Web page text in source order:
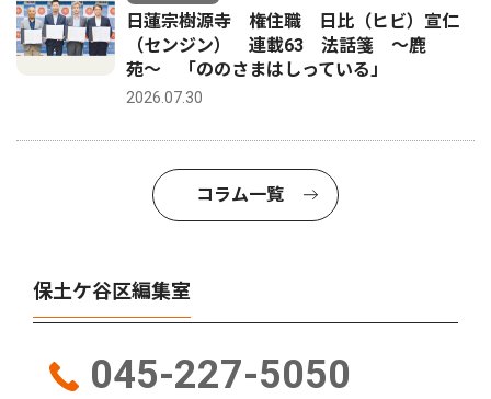
日蓮宗樹源寺 権住職 日比（ヒビ）宣仁
（センジン） 連載63 法話箋 〜鹿
苑〜 「ののさまはしっている」
2026.07.30
コラム一覧
保土ケ谷区編集室
045-227-5050